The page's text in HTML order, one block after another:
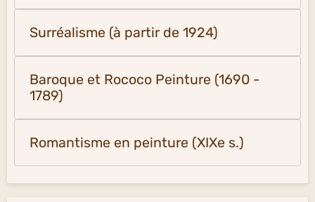
Surréalisme (à partir de 1924)
Baroque et Rococo Peinture (1690 -
1789)
Romantisme en peinture (XIXe s.)